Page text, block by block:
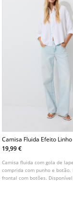
Camisa Fluida Efeito Linho
19,99 €
Camisa fluida com gola de
comprida com punho e botão.
frontal com botões.